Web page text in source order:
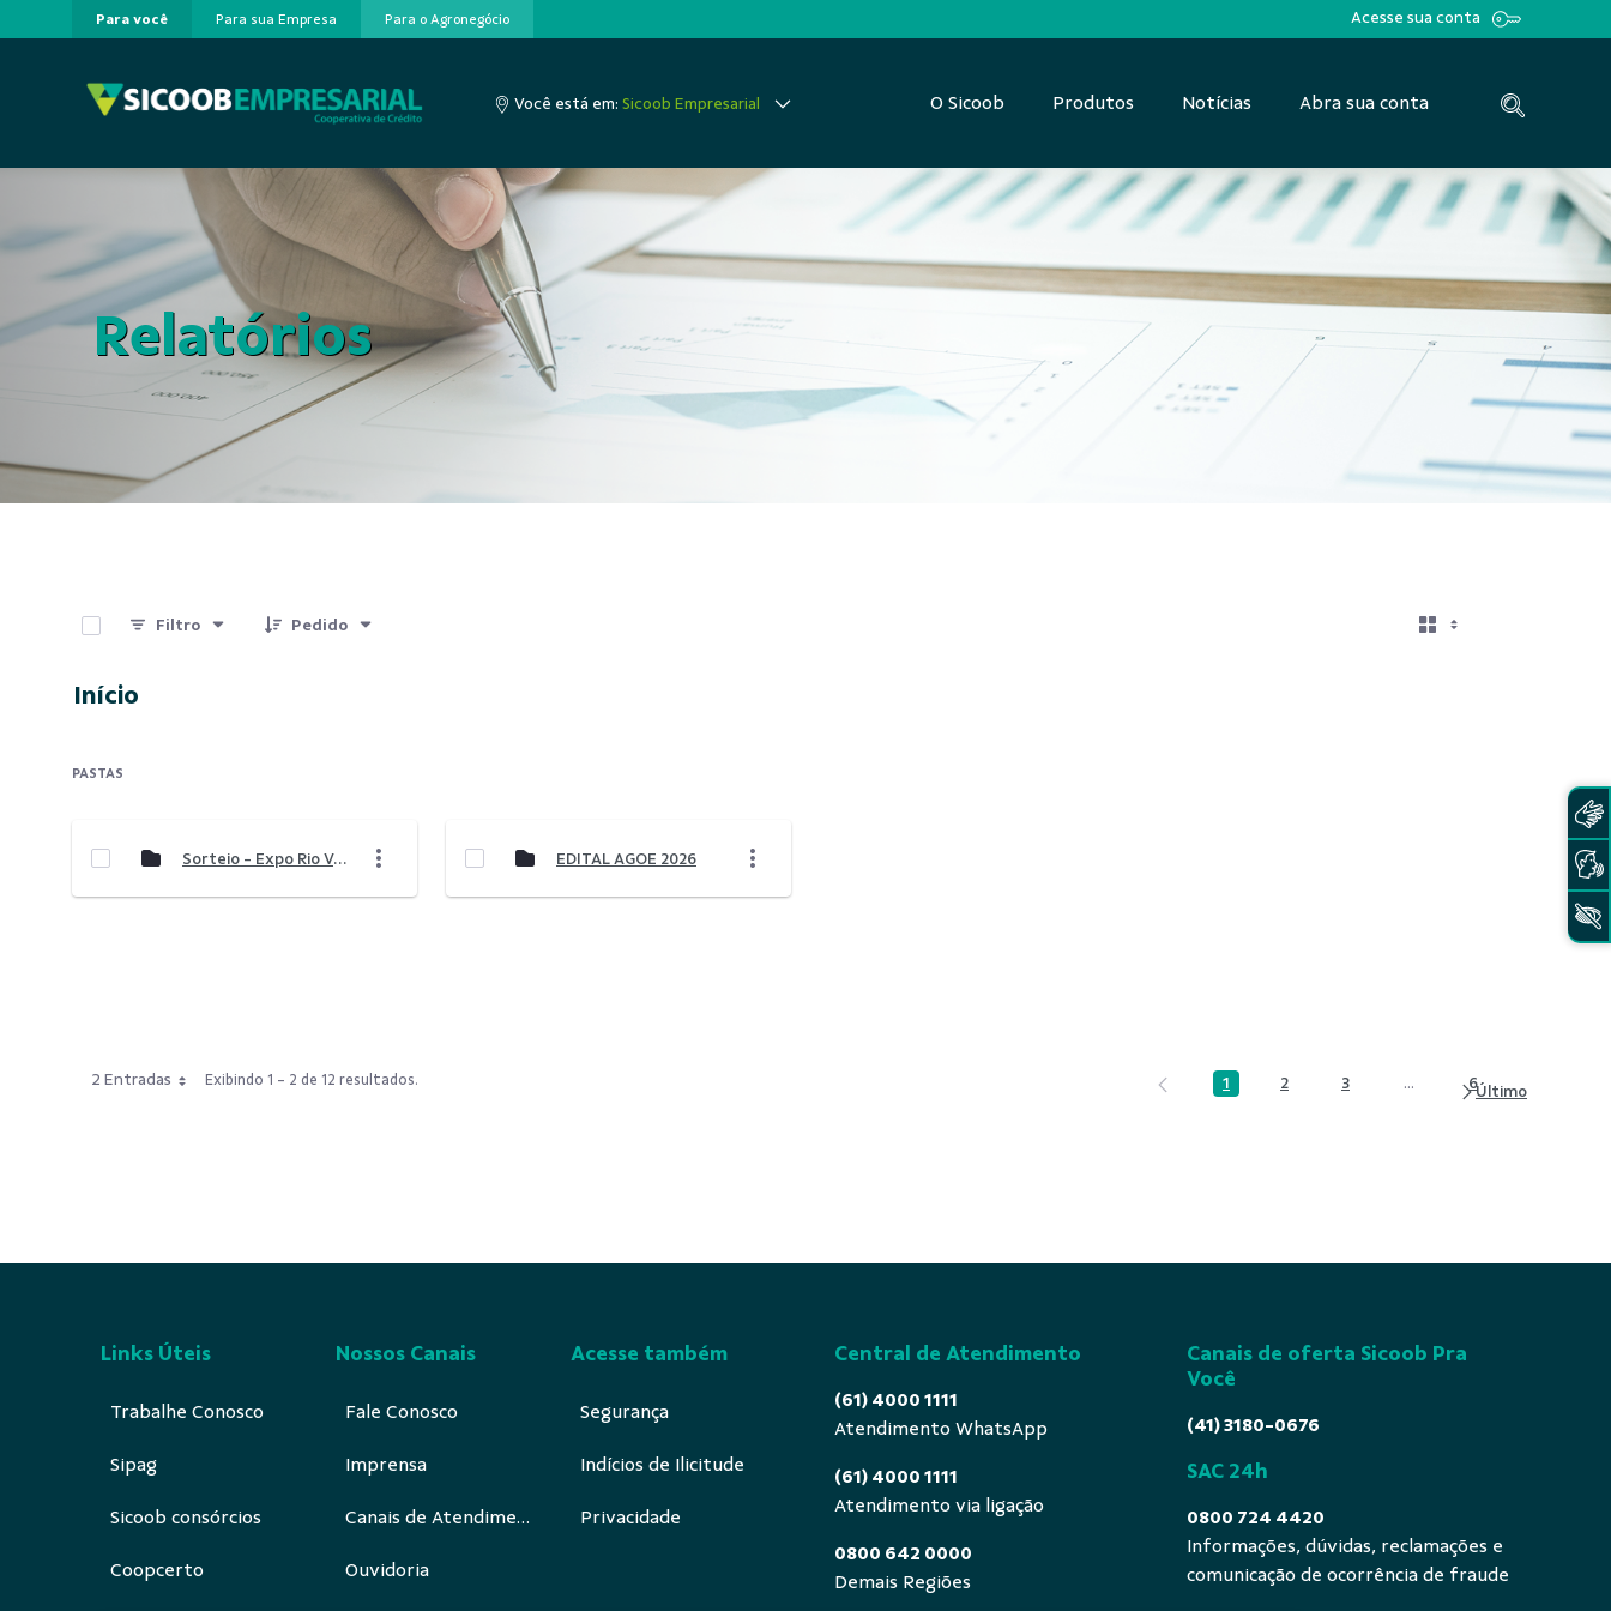
Pular para o Conteúdo principal
Para você Para sua Empresa Para o Agronegócio Acesse sua conta
Você está em: Sicoob Empresarial O Sicoob Produtos Notícias Abra sua conta
Relatórios
Filtro Pedido
Início
PASTAS
Sorteio - Expo Rio Verde EDITAL AGOE 2026
2 Entradas Exibindo 1 - 2 de 12 resultados. Página
1 Página
2 Página
3 ...Páginas intermediárias
Página
6
Links Úteis
Trabalhe Conosco
Sipag
Sicoob consórcios
Coopcerto
Nossos Canais
Fale Conosco
Imprensa
Canais de Atendimento
Ouvidoria
Acesse também
Segurança
Indícios de Ilicitude
Privacidade
Central de Atendimento
(61) 4000 1111
Atendimento WhatsApp
(61) 4000 1111
Atendimento via ligação
0800 642 0000
Demais Regiões
Canais de oferta Sicoob Pra
Você
(41) 3180-0676
SAC 24h
0800 724 4420
Informações, dúvidas, reclamações e
comunicação de ocorrência de fraude